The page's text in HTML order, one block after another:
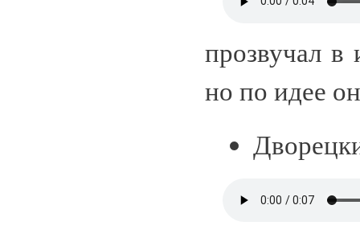
прозвучал в
но по идее